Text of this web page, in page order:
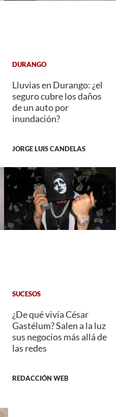
DURANGO
Lluvias en Durango: ¿el
seguro cubre los daños
de un auto por
inundación?
JORGE LUIS CANDELAS
SUCESOS
¿De qué vivía César
Gastélum? Salen a la luz
sus negocios más allá de
las redes
REDACCIÓN WEB